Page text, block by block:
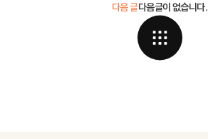
다음글이 없습니다.
다음 글